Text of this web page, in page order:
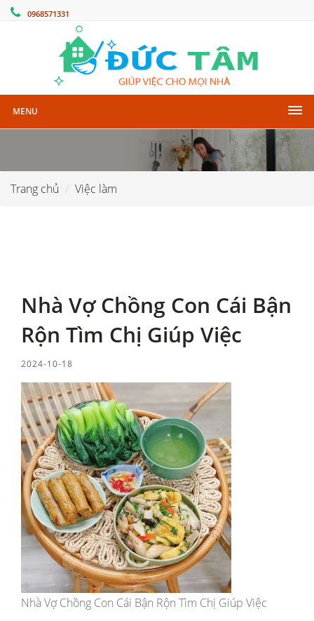
0968571331
MENU
Trang chủ Việc làm
Nhà Vợ Chồng Con Cái Bận
Rộn Tìm Chị Giúp Việc
2024-10-18
Nhà Vợ Chồng Con Cái Bận Rộn Tìm Chị Giúp Việc